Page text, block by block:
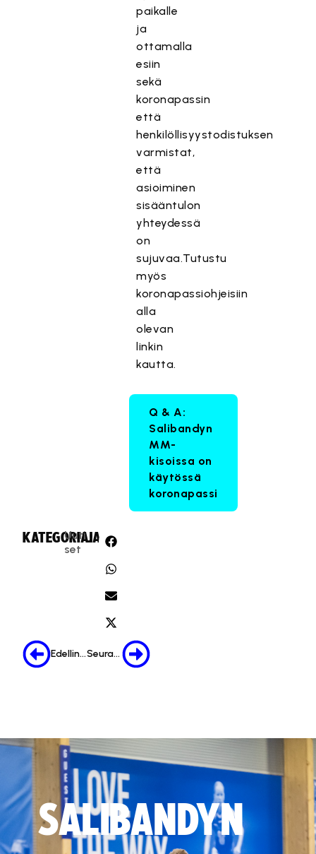
paikalle
ja
ottamalla
esiin
sekä
koronapassin
että
henkilöllisyystodistuksen
varmistat,
että
asioiminen
sisääntulon
yhteydessä
on
sujuvaa.Tutustu
myös
koronapassiohjeisiin
alla
olevan
linkin
kautta.
Q & A:
Salibandyn
MM-
kisoissa on
käytössä
koronapassi
KATEGORIA:
Uuti
set
JAA:
Edellinen Seuraava
SALIBANDYN